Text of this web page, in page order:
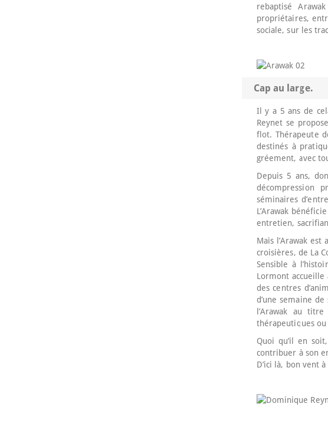
rebaptisé
propriétaires,
sociale, sur les
Cap au large.
Il y a 5 ans de
Reynet se
flot. Thérapeute
destinés à
gréement, avec
Depuis 5 ans,
décompression
séminaires
L’Arawak
entretien,
Mais l’Arawak
croisières, de La
Sensible à
Lormont accueille
des centres
d’une semaine
l’Arawak au
thérapeutiques
Quoi qu’il en
contribuer à son
D’ici là, bon vent